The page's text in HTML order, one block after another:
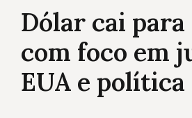
Dólar cai para
com foco em
EUA e política